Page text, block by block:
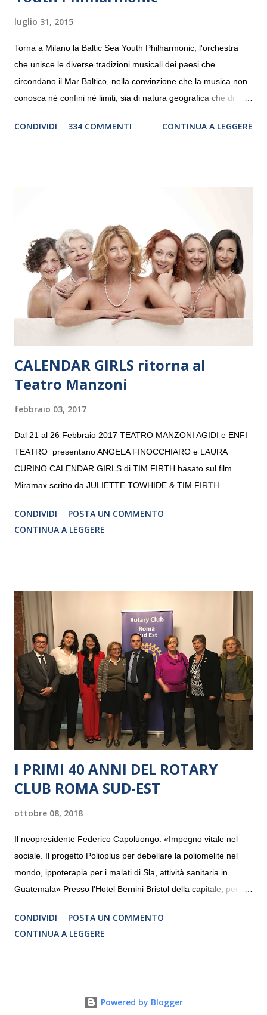
luglio 31, 2015
Torna a Milano la Baltic Sea Youth Philharmonic, l'orchestra
che unisce le diverse tradizioni musicali dei paesi che
circondano il Mar Baltico, nella convinzione che la musica non
conosca né confini né limiti, sia di natura geografica che di
debutterà il 10 settembre a Heiden, in Germania, e toccherà, in
“Settembre dell’Accademia” dove si esibirà per il secondo anno
consecutivo. Il pubblico milanese avrà il piacere di applaudire i
giovani artisti della Baltic Sea Youth Philharmonic per la quarta
volta. L’orchestra, fondata nel 2008 da Kristjan Järvi (affiancato
da un prestigioso consiglio di consulent...
CONDIVIDI 334 COMMENTI CONTINUA A LEGGERE
CALENDAR GIRLS ritorna al
Teatro Manzoni
febbraio 03, 2017
Dal 21 al 26 Febbraio 2017 TEATRO MANZONI AGIDI e ENFI
TEATRO presentano ANGELA FINOCCHIARO e LAURA
CURINO CALENDAR GIRLS di TIM FIRTH basato sul film
Miramax scritto da JULIETTE TOWHIDE & TIM FIRTH
CRISTINA PEZZOLI
CONDIVIDI
POSTA UN COMMENTO
CONTINUA A LEGGERE
I PRIMI 40 ANNI DEL ROTARY
CLUB ROMA SUD-EST
ottobre 08, 2018
Il neopresidente Federico Capoluongo: «Impegno vitale nel
sociale. Il progetto Polioplus per debellare la poliomelite nel
mondo, ippoterapia per i malati di Sla, attività sanitaria in
Guatemala» Presso l’Hotel Bernini Bristol della capitale, per la
programmazione del Rotary Club Roma Sud-Est che festeggia
i quaranta anni di attività. Un’occasione per raccontare al
riguardano sia il territorio che le missioni all’estero in paesi in
CONDIVIDI
POSTA UN COMMENTO
CONTINUA A LEGGERE
Powered by Blogger